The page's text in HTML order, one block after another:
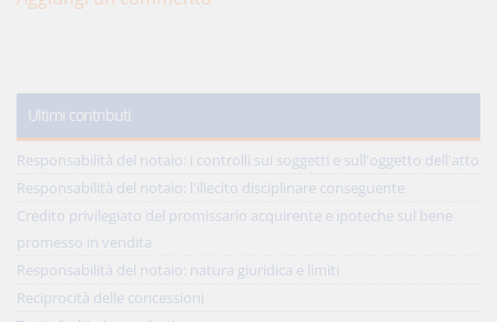
Ultimi contributi
Responsabilità del notaio: i controlli sui soggetti e sull'oggetto dell'atto
Responsabilità del notaio: l'illecito disciplinare conseguente
Credito privilegiato del promissario acquirente e ipoteche sul bene
promesso in vendita
Responsabilità del notaio: natura giuridica e limiti
Reciprocità delle concessioni